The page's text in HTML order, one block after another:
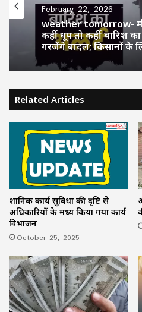
February 22, 2026
weather tomorrow-
कहीं धूप तो कहीं बारिश
गरजेंगे बादल; किसानों के
Related Articles
प्रशानिक कार्य सुविधा की दृष्टि से
अधिकारियों के मध्य किया गया कार्य
विभाजन
October 25, 2025